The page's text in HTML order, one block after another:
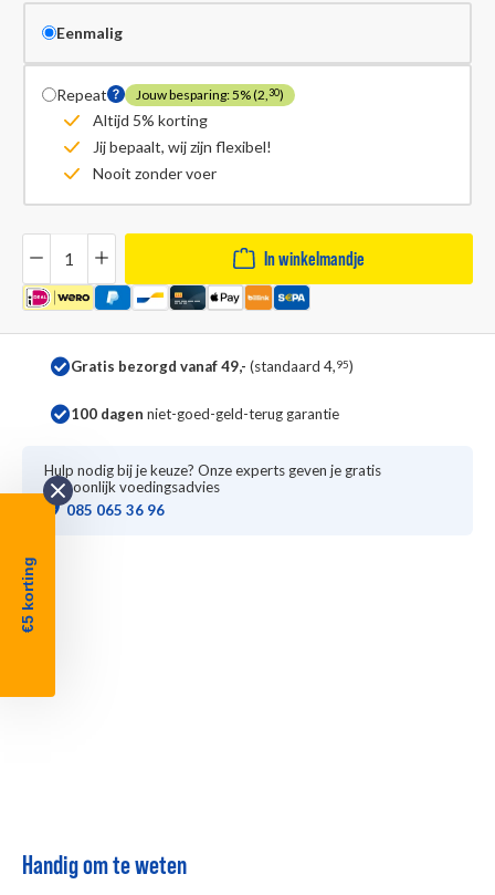
Eenmalig
Repeat Jouw besparing: 5% (2, 30)
Altijd 5% korting
Jij bepaalt, wij zijn flexibel!
Nooit zonder voer
In winkelmandje
Gratis bezorgd vanaf 49,- (standaard 4,95)
100 dagen niet-goed-geld-terug garantie
Hulp nodig bij je keuze? Onze experts geven je gratis
persoonlijk voedingsadvies
085 065 36 96
Handig om te weten
€5 korting